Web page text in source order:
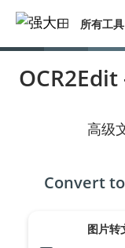
所有工具
高级
Convert
图片转